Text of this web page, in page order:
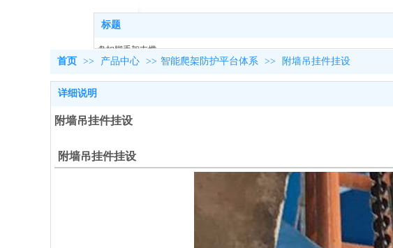
标题
盘扣脚手架支撑
铝合金模板
桥梁模板
热门搜索：
首页 >> 产品中心 >> 智能爬架防护平台体系 >> 附墙吊挂件挂设
详细说明
附墙吊挂件挂设
附墙吊挂件挂设